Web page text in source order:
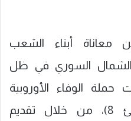
معاناة أبناء الشعب
السوري في ظل
الوفاء الأوروبية
مشروع (معا لشتاء دافئ 8)، من خلال تقديم